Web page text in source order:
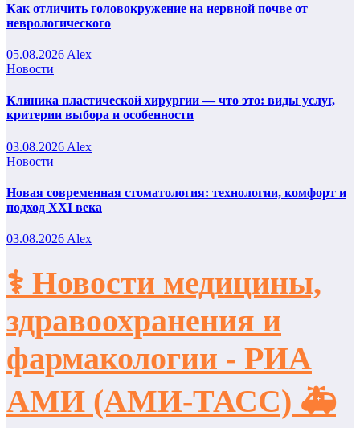
Как отличить головокружение на нервной почве от
неврологического
05.08.2026 Alex
Новости
Клиника пластической хирургии — что это: виды услуг,
критерии выбора и особенности
03.08.2026 Alex
Новости
Новая современная стоматология: технологии, комфорт и
подход XXI века
03.08.2026 Alex
⚕️ Новости медицины,
здравоохранения и
фармакологии - РИА
АМИ (АМИ-ТАСС) 🚑